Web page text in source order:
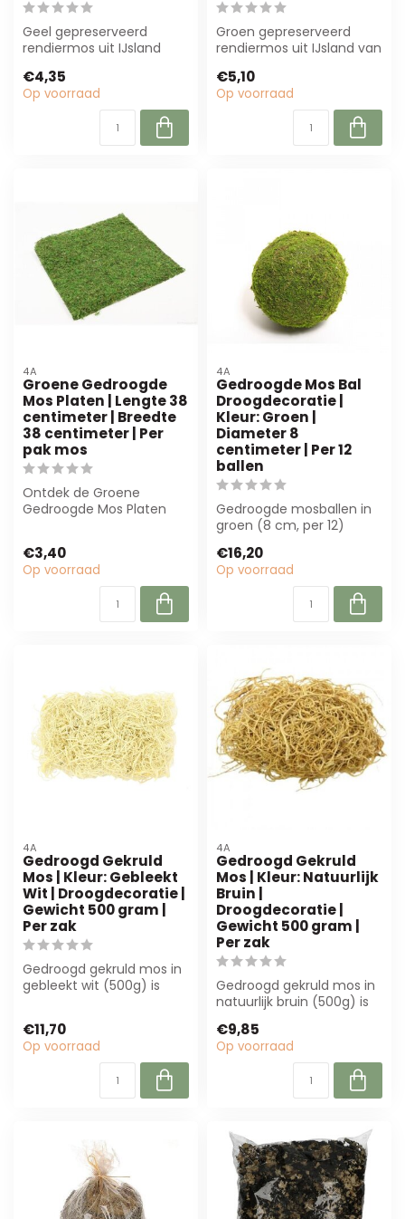
Geel gepreserveerd
rendiermos uit IJsland
decoratie. Onde...
€4,35
Op voorraad
Groen gepreserveerd
rendiermos uit IJsland van
voor bloe...
€5,10
Op voorraad
4A
Groene Gedroogde
Mos Platen | Lengte 38
centimeter | Breedte
38 centimeter | Per
pak mos
Ontdek de Groene
Gedroogde Mos Platen
€3,40
Op voorraad
4A
Gedroogde Mos Bal
Droogdecoratie |
Kleur: Groen |
Diameter 8
centimeter | Per 12
ballen
Gedroogde mosballen in
groen (8 cm, per 12)
onderhoudsarme,
duurzame ...
€16,20
Op voorraad
4A
Gedroogd Gekruld
Mos | Kleur: Gebleekt
Wit | Droogdecoratie |
Gewicht 500 gram |
Per zak
Gedroogd gekruld mos in
gebleekt wit (500g) is
€11,70
Op voorraad
4A
Gedroogd Gekruld
Mos | Kleur: Natuurlijk
Bruin |
Droogdecoratie |
Gewicht 500 gram |
Per zak
Gedroogd gekruld mos in
natuurlijk bruin (500g) is
droogdecoratie e...
€9,85
Op voorraad